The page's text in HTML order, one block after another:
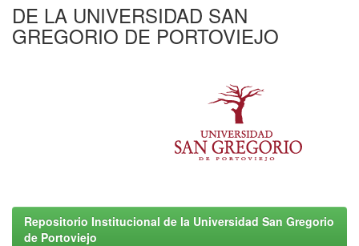
DE LA UNIVERSIDAD SAN
GREGORIO DE PORTOVIEJO
Repositorio Institucional de la Universidad San Gregorio
de Portoviejo